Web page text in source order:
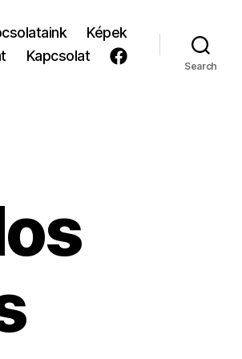
Képek
Kapcsolat
Search